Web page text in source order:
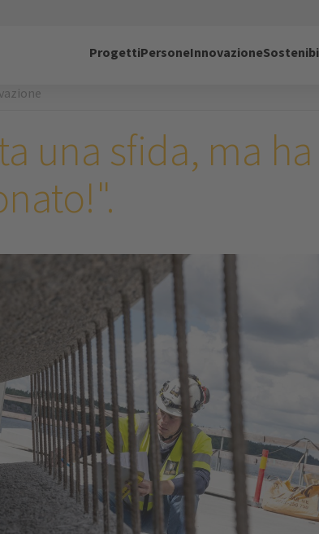
ProgettiPersoneInnovazione
una sfida, ma ha